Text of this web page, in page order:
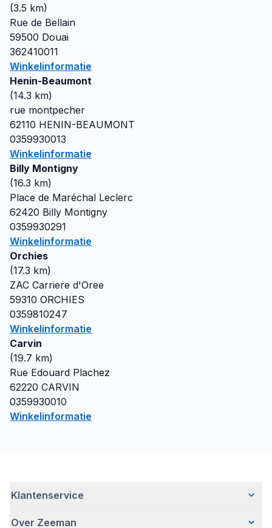
(3.5 km)
Rue de Bellain
59500 Douai
362410011
Winkelinformatie
Henin-Beaumont
(14.3 km)
rue montpecher
62110 HENIN-BEAUMONT
0359930013
Winkelinformatie
Billy Montigny
(16.3 km)
Place de Maréchal Leclerc
62420 Billy Montigny
0359930291
Winkelinformatie
Orchies
(17.3 km)
ZAC Carriere d'Oree
59310 ORCHIES
0359810247
Winkelinformatie
Carvin
(19.7 km)
Rue Edouard Plachez
62220 CARVIN
0359930010
Winkelinformatie
Klantenservice
Veelgestelde vragen
Over Zeeman